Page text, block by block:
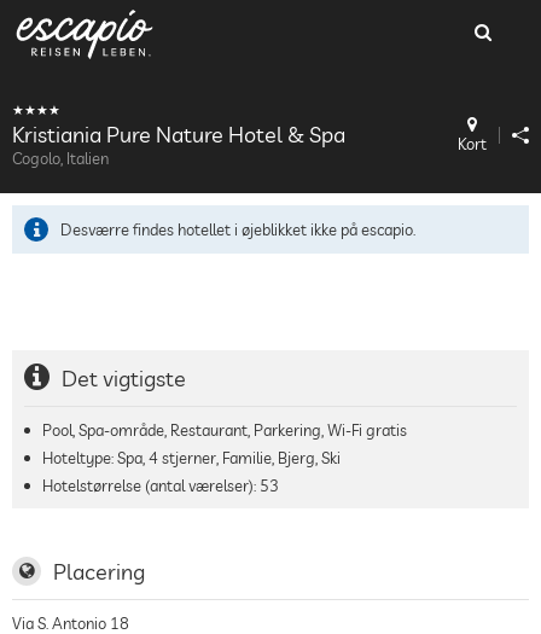
Kristiania Pure Nature Hotel & Spa
Cogolo, Italien
Kort
Desværre findes hotellet i øjeblikket ikke på escapio.
Det vigtigste
Pool, Spa-område, Restaurant, Parkering, Wi-Fi gratis
Hoteltype: Spa, 4 stjerner, Familie, Bjerg, Ski
Hotelstørrelse (antal værelser): 53
Placering
Via S. Antonio 18